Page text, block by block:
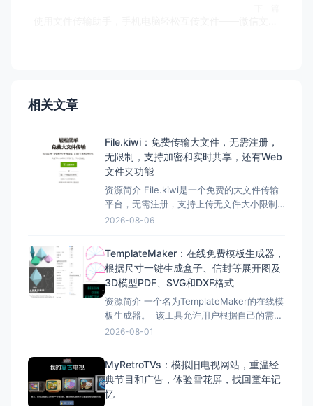
相关文章
File.kiwi：免费传输大文件，无需注册，
无限制，支持加密和实时共享，还有Web
文件夹功能
资源简介 File.kiwi是一个免费的大文件传输
平台，无需注册，支持上传无文件大小限制
的文件，并采用端到端加密确保文件传输的
此外，File.kiwi还支持实时共享、多种分享方
式以及Chrome扩展程序，方便用户
2026-08-06
TemplateMaker：在线免费模板生成器，
根据尺寸一键生成盒子、信封等展开图及
3D模型PDF、SVG和DXF格式
资源简介 一个名为TemplateMaker的在线模
板生成器。 该工具允许用户根据自己的需
求，通过输入尺寸参数，快速生成各种盒
免费使用、丰富的模板种类、高度可定制
性、精准的矢量文件下载、操作简
2026-08-01
MyRetroTVs：模拟旧电视网站，重温经
典节目和广告，体验雪花屏，找回童年记
忆